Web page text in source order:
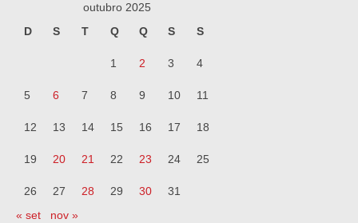
outubro 2025
D
S T Q Q S S
1 2 3 4
5 6 7 8 9 10 11
12 13 14 15 16 17 18
19 20 21 22 23 24 25
26 27 28 29 30
31
« set
nov »